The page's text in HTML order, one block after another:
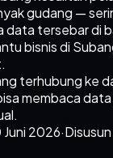
gudang —
data tersebar di
bisnis di
terhubung ke
membaca
Juni 2026·